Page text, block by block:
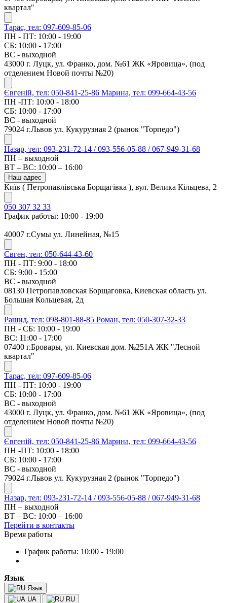
квартал"
Тарас, тел: 097-609-85-06
ПН - ПТ: 10:00 - 19:00
СБ: 10:00 - 17:00
ВС - выходной
43000 г. Луцк, ул. Франко, дом. №61 ЖК «Яровица», (под
отделением Новой почты №20)
Євгеній, тел: 050-841-25-86 Марина, тел: 099-664-43-56
ПН -ПТ: 10:00 - 18:00
СБ: 10:00 - 17:00
ВС - выходной
79024 г.Львов ул. Кукурузная 2 (рынок "Торпедо")
Назар, тел: 093-231-72-14 / 093-556-05-88 / 067-949-31-68
ПН – выходной
ВТ – ВС: 10:00 – 16:00
Наш адрес
Київ ( Петропавлівська Борщагівка ), вул. Велика Кільцева, 2
050 307 32 33
График работы: 10:00 - 19:00
40007 г.Сумы ул. Линейная, №15
Євген, тел: 050-644-43-60
ПН - ПТ: 9:00 - 18:00
СБ: 9:00 - 15:00
ВС - выходной
08130 Петропавловская Борщаговка, Киевская область ул.
Большая Кольцевая, 2д
Рашид, тел: 098-801-88-85 Роман, тел: 050-307-32-33
ПН - СБ: 10:00 - 19:00
ВС: 11:00 - 17:00
07400 г.Бровары, ул. Киевская дом. №251А ЖК "Лесной
квартал"
Тарас, тел: 097-609-85-06
ПН - ПТ: 10:00 - 19:00
СБ: 10:00 - 17:00
ВС - выходной
43000 г. Луцк, ул. Франко, дом. №61 ЖК «Яровица», (под
отделением Новой почты №20)
Євгеній, тел: 050-841-25-86 Марина, тел: 099-664-43-56
ПН -ПТ: 10:00 - 18:00
СБ: 10:00 - 17:00
ВС - выходной
79024 г.Львов ул. Кукурузная 2 (рынок "Торпедо")
Назар, тел: 093-231-72-14 / 093-556-05-88 / 067-949-31-68
ПН – выходной
ВТ – ВС: 10:00 – 16:00
Перейти в контакты
Время работы
График работы: 10:00 - 19:00
Язык
Язык
UA
RU